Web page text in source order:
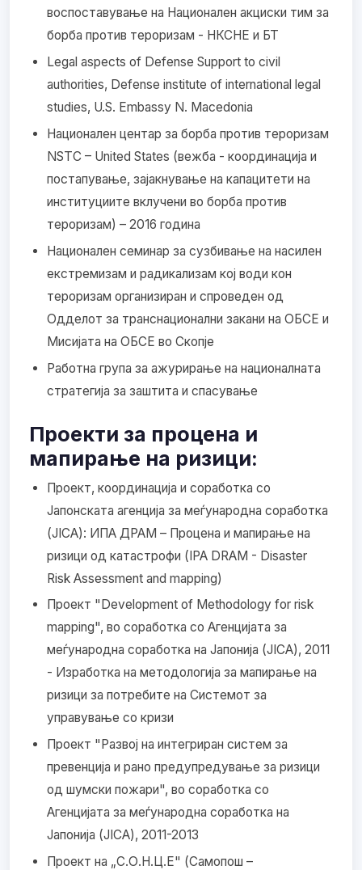
воспоставување на Национален акциски тим за
борба против тероризам - НКСНЕ и БТ
Legal aspects of Defense Support to civil
authorities, Defense institute of international legal
studies, U.S. Embassy N. Macedonia
Национален центар за борба против тероризам
NSTC – United States (вежба - координација и
постапување, зајакнување на капацитети на
институциите вклучени во борба против
тероризам) – 2016 година
Национален семинар за сузбивање на насилен
екстремизам и радикализам кој води кон
тероризам организиран и спроведен од
Одделот за транснационални закани на ОБСЕ и
Мисијата на ОБСЕ во Скопје
Работна група за ажурирање на националната
стратегија за заштита и спасување
Проекти за процена и
мапирање на ризици:
Проект, координација и соработка со
Јапонската агенција за меѓународна соработка
(JICA): ИПА ДРАМ – Процена и мапирање на
ризици од катастрофи (IPA DRAM - Disaster
Risk Assessment and mapping)
Проект "Development of Methodology for risk
mapping", во соработка со Агенцијата за
меѓународна соработка на Јапонија (JICA), 2011
- Изработка на методологија за мапирање на
ризици за потребите на Системот за
управување со кризи
Проект "Развој на интегриран систем за
превенција и рано предупредување за ризици
од шумски пожари", во соработка со
Агенцијата за меѓународна соработка на
Јапонија (JICA), 2011-2013
Проект на „С.О.Н.Ц.Е" (Самопош –